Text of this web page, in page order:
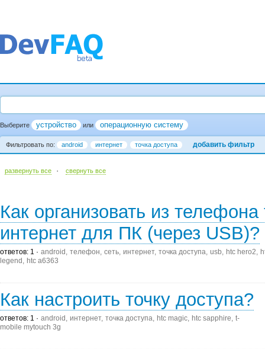
Выберите устройство или операционную систему
Фильтровать по: android интернет точка доступа добавить фильтр
развернуть все · cвернуть все
Как организовать из телефона
интернет для ПК (через USB)?
ответов: 1 android телефон сеть интернет точка доступа usb htc hero2
legend
htc a6363
Как настроить точку доступа?
ответов: 1 android интернет точка доступа htc magic htc sapphire t-
mobile mytouch 3g